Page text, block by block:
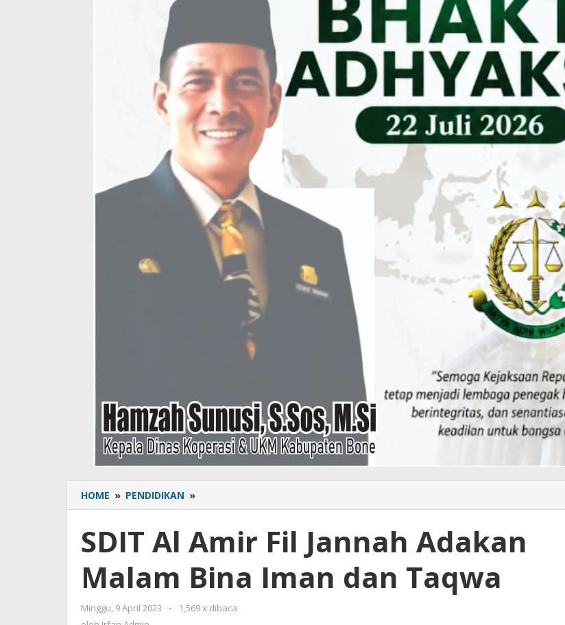
HOME » PENDIDIKAN »
Al
Fil
Jannah
Adakan
Malam
Iman
SDIT Al Amir Fil Jannah Adakan
Malam Bina Iman dan Taqwa
Minggu, 9 April 2023
oleh
-
1,569 x dibaca